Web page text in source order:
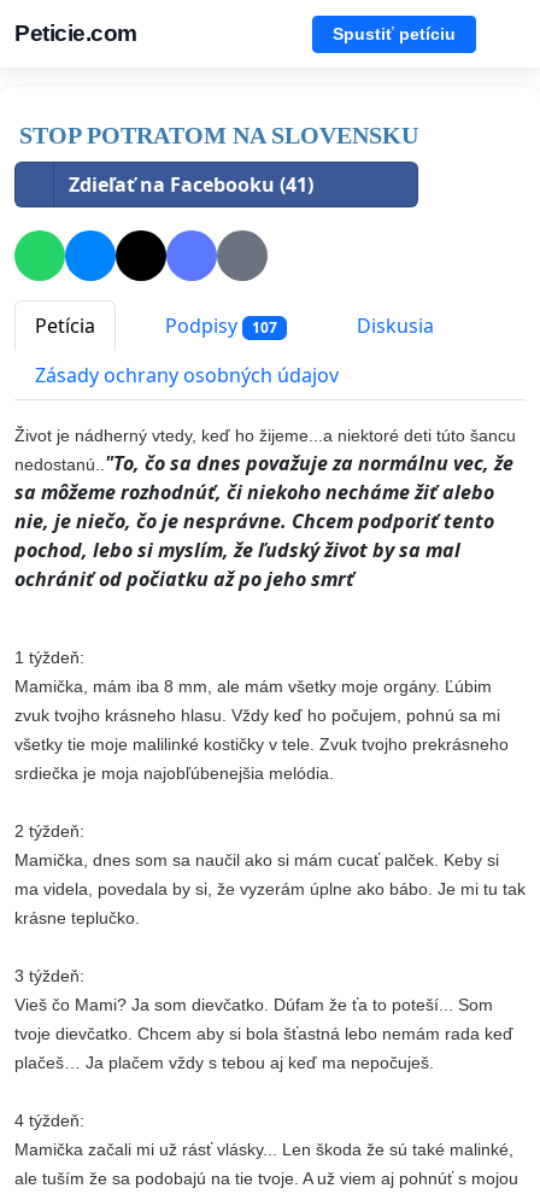
Peticie.com Spustiť petíciu
STOP POTRATOM NA SLOVENSKU
Zdieľať na Facebooku (41)
Petícia Podpisy 107
Diskusia
Zásady ochrany osobných údajov
Život je nádherný vtedy, keď ho žijeme...a niektoré deti túto šancu
nedostanú.."To, čo sa dnes považuje za normálnu vec, že
sa môžeme rozhodnúť, či niekoho necháme žiť alebo
nie, je niečo, čo je nesprávne. Chcem podporiť tento
pochod, lebo si myslím, že ľudský život by sa mal
ochrániť od počiatku až po jeho smrť
1 týždeň:
Mamička, mám iba 8 mm, ale mám všetky moje orgány. Ľúbim
zvuk tvojho krásneho hlasu. Vždy keď ho počujem, pohnú sa mi
všetky tie moje malilinké kostičky v tele. Zvuk tvojho prekrásneho
srdiečka je moja najobľúbenejšia melódia.
2 týždeň:
Mamička, dnes som sa naučil ako si mám cucať palček. Keby si
ma videla, povedala by si, že vyzerám úplne ako bábo. Je mi tu tak
krásne teplučko.
3 týždeň:
Vieš čo Mami? Ja som dievčatko. Dúfam že ťa to poteší... Som
tvoje dievčatko. Chcem aby si bola šťastná lebo nemám rada keď
plačeš… Ja plačem vždy s tebou aj keď ma nepočuješ.
4 týždeň:
Mamička začali mi už rásť vlásky... Len škoda že sú také malinké,
ale tuším že sa podobajú na tie tvoje. A už viem aj pohnúť s mojou